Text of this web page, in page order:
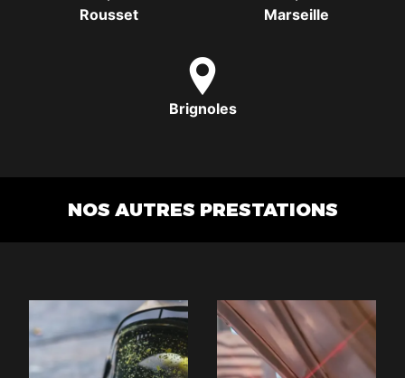
Rousset Marseille
Brignoles
NOS AUTRES PRESTATIONS